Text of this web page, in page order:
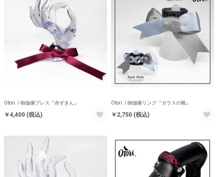
Otori. / 御伽噺ブレス『赤ずきん』
￥4,400 (税込)
Otori. / 御伽噺リング『ガラスの靴』
￥2,750 (税込)